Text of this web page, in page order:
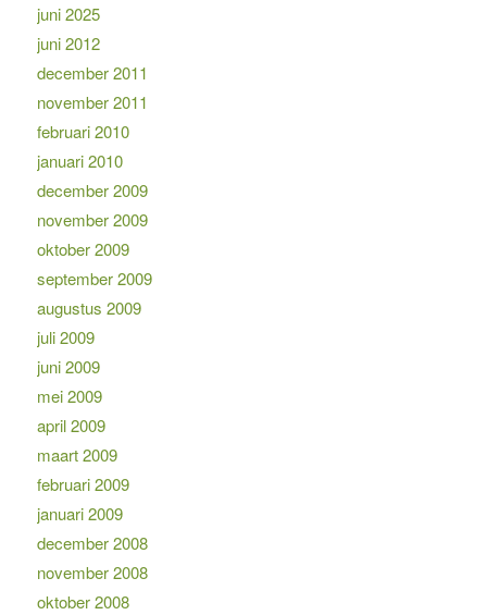
juni 2025
juni 2012
december 2011
november 2011
februari 2010
januari 2010
december 2009
november 2009
oktober 2009
september 2009
augustus 2009
juli 2009
juni 2009
mei 2009
april 2009
maart 2009
februari 2009
januari 2009
december 2008
november 2008
oktober 2008